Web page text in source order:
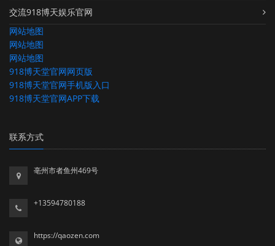
交流918博天娱乐官网
网站地图
网站地图
网站地图
918博天堂官网网页版
918博天堂官网手机版入口
918博天堂官网APP下载
联系方式
亳州市者鱼州469号
+13594780188
https://qaozen.com